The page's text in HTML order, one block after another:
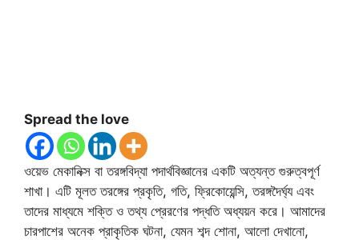
Spread the love
ওয়েভ মেকানিক্স বা তরঙ্গবিদ্যা পদার্থবিজ্ঞানের একটি অত্যন্ত গুরুত্বপূর্ণ
শাখা। এটি মূলত তরঙ্গের প্রকৃতি, গতি, ফ্রিকোয়েন্সি, তরঙ্গদৈর্ঘ্য এবং
তাদের মাধ্যমে শক্তি ও তথ্য প্রেরণের পদ্ধতি অধ্যয়ন করে। আমাদের
চারপাশের অনেক প্রাকৃতিক ঘটনা, যেমন শব্দ শোনা, আলো দেখানো,